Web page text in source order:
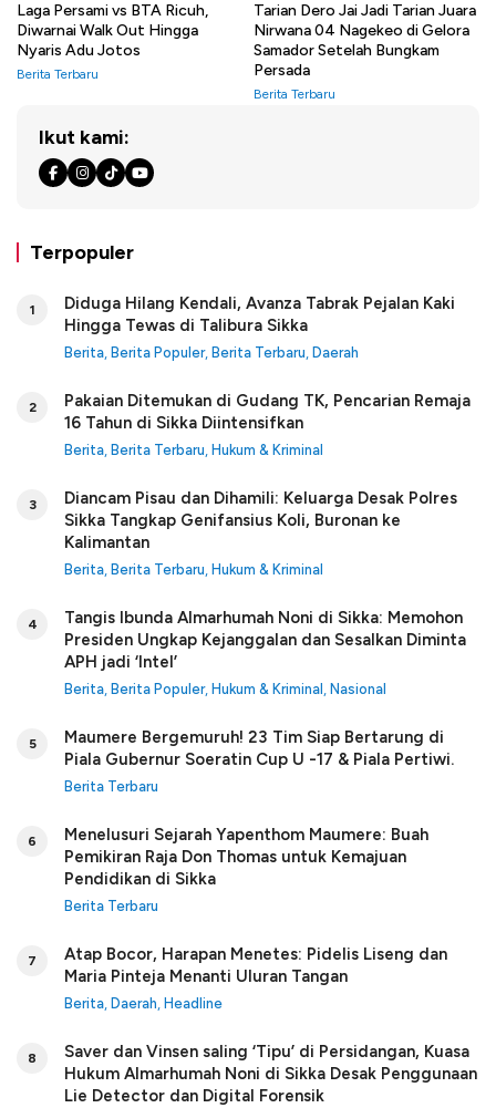
Laga Persami vs BTA Ricuh,
Diwarnai Walk Out Hingga
Nyaris Adu Jotos
Berita Terbaru
Tarian Dero Jai Jadi Tarian Juara
Nirwana 04 Nagekeo di Gelora
Samador Setelah Bungkam
Persada
Berita Terbaru
Ikut kami:
Terpopuler
1
Diduga Hilang Kendali, Avanza Tabrak Pejalan Kaki
Hingga Tewas di Talibura Sikka
Berita, Berita Populer, Berita Terbaru, Daerah
2
Pakaian Ditemukan di Gudang TK, Pencarian Remaja
16 Tahun di Sikka Diintensifkan
Berita, Berita Terbaru, Hukum & Kriminal
3
Diancam Pisau dan Dihamili: Keluarga Desak Polres
Sikka Tangkap Genifansius Koli, Buronan ke
Kalimantan
Berita, Berita Terbaru, Hukum & Kriminal
4
Tangis Ibunda Almarhumah Noni di Sikka: Memohon
Presiden Ungkap Kejanggalan dan Sesalkan Diminta
APH jadi ‘Intel’
Berita, Berita Populer, Hukum & Kriminal , Nasional
5
Maumere Bergemuruh! 23 Tim Siap Bertarung di
Piala Gubernur Soeratin Cup U -17 & Piala Pertiwi.
Berita Terbaru
6
Menelusuri Sejarah Yapenthom Maumere: Buah
Pemikiran Raja Don Thomas untuk Kemajuan
Pendidikan di Sikka
Berita Terbaru
7
Atap Bocor, Harapan Menetes: Pidelis Liseng dan
Maria Pinteja Menanti Uluran Tangan
Berita, Daerah, Headline
8
Saver dan Vinsen saling ‘Tipu’ di Persidangan, Kuasa
Hukum Almarhumah Noni di Sikka Desak Penggunaan
Lie Detector dan Digital Forensik